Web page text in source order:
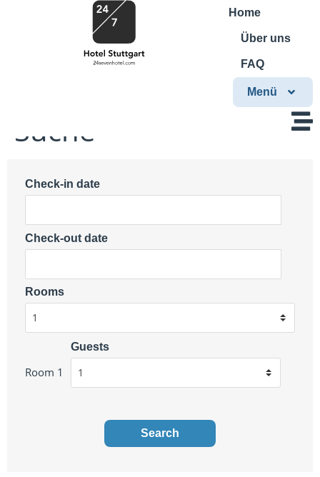
Home
Über uns
FAQ
Menü
Suche
Check-in date
Check-out date
Rooms
Room 1
Guests
Search